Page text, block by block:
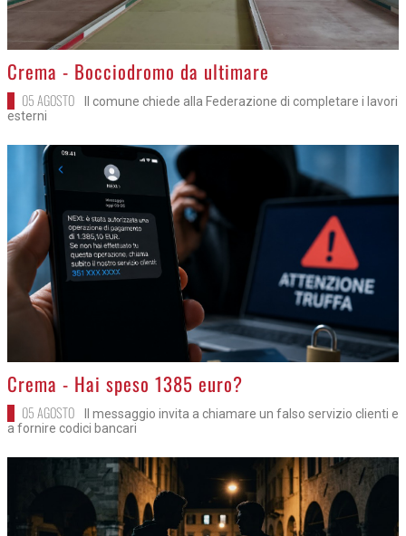
>
Crema - Bocciodromo da ultimare
05 AGOSTO
Il comune chiede alla Federazione di completare i lavori
esterni
>
Crema - Hai speso 1385 euro?
05 AGOSTO
Il messaggio invita a chiamare un falso servizio clienti e
a fornire codici bancari